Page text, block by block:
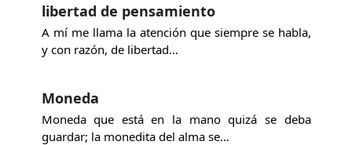
libertad de pensamiento
A mí me llama la atención que siempre se habla,
y con razón, de libertad…
Moneda
Moneda que está en la mano quizá se deba
guardar; la monedita del alma se…